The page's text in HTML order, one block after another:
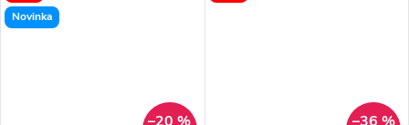
Novinka